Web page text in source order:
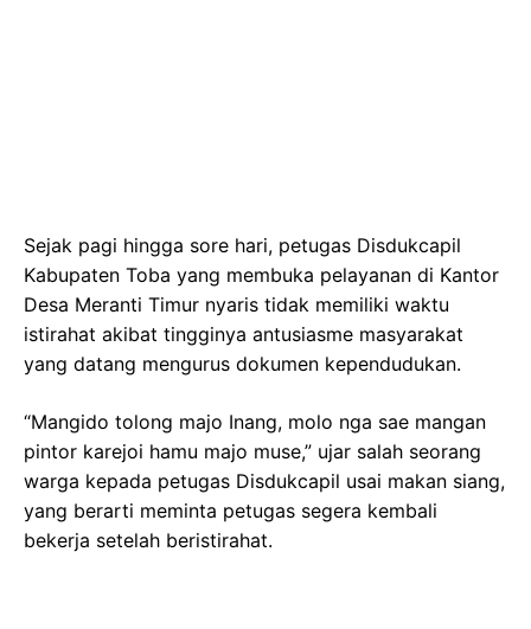
Sejak pagi hingga sore hari, petugas Disdukcapil
Kabupaten Toba yang membuka pelayanan di Kantor
Desa Meranti Timur nyaris tidak memiliki waktu
istirahat akibat tingginya antusiasme masyarakat
yang datang mengurus dokumen kependudukan.
“Mangido tolong majo Inang, molo nga sae mangan
pintor karejoi hamu majo muse,” ujar salah seorang
warga kepada petugas Disdukcapil usai makan siang,
yang berarti meminta petugas segera kembali
bekerja setelah beristirahat.